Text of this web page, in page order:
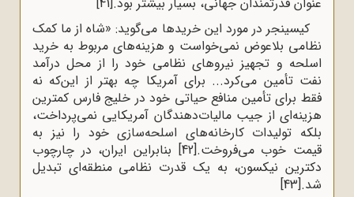
کیسینجر در مورد این خریدها می‌گوید: «شاه از ما کمک
نظامی بلاعوض نمی‌خواست و هزینه‌های مربوط به خرید
اسلحه و تجهیز نیروهای نظامی خود را از محل درآمد
نفت تأمین می‌کرد... برای آمریکا چه بهتر از این‌که نه
فقط برای تأمین منافع حیاتی خود در خلیج فارس کمترین
هزینه‌ای از جیب مالیات‌دهندگان آمریکایی نمی‌پرداخت،
بلکه تولیدات کارخانه‌های اسلحه‌سازی خود را نیز به
قیمت خوب می‌فروخت.[42]
بنابراین ایران، در چارچوب
دکترین نیکسون، به یک قدرت نظامی منطقه‌ای تبدیل
شد.[43]